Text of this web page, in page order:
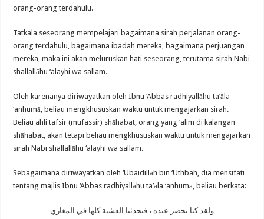
orang-orang terdahulu.
Tatkala seseorang mempelajari bagaimana sirah perjalanan orang-
orang terdahulu, bagaimana ibadah mereka, bagaimana perjuangan
mereka, maka ini akan meluruskan hati seseorang, terutama sirah Nabi
shallallāhu ‘alayhi wa sallam.
Oleh karenanya diriwayatkan oleh Ibnu ‘Abbas radhiyallāhu ta’āla
‘anhumā, beliau mengkhususkan waktu untuk mengajarkan sirah.
Beliau ahli tafsir (mufassir) shāhabat, orang yang ‘alim di kalangan
shāhabat, akan tetapi beliau mengkhususkan waktu untuk mengajarkan
sirah Nabi shallallāhu ‘alayhi wa sallam.
Sebagaimana diriwayatkan oleh ‘Ubaidillāh bin ‘Uthbah, dia mensifati
tentang majlis Ibnu ‘Abbas radhiyallāhu ta’āla ‘anhumā, beliau berkata:
ولقد كنا نحضر عنده ، فيحدثنا العشية كلها في المغازي